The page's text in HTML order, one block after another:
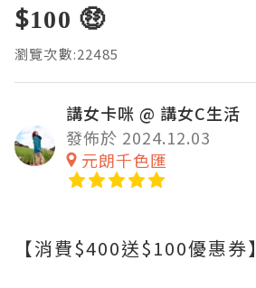
$100 🤑
瀏覽次數:22485
講女卡咪 @ 講女C生活
發佈於 2024.12.03
元朗千色匯
【消費$400送$100優惠券】